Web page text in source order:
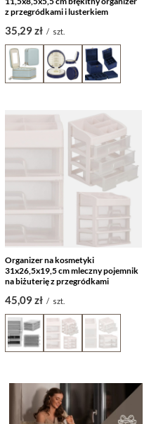
z przegródkami i lusterkiem
35,29 zł / szt.
Organizer na kosmetyki
31x26,5x19,5 cm mleczny pojemnik
na biżuterię z przegródkami
45,09 zł / szt.